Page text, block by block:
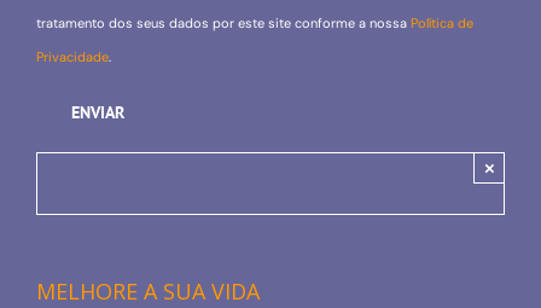
tratamento dos seus dados por este site conforme a nossa Política de
Privacidade.
×
MELHORE A SUA VIDA